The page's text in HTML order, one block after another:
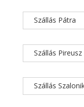
Szállás Pátra
Szállás Pireusz
Szállás